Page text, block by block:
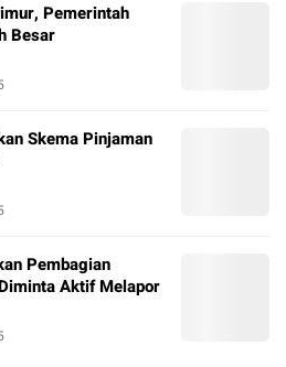
Pemerintah
Besar
Skema Pinjaman
Pembagian
Aktif Melapor